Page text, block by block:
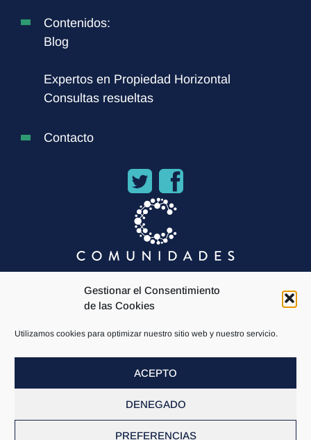
Gestionar el Consentimiento
de las Cookies
Utilizamos cookies para optimizar nuestro sitio web y nuestro servicio.
ACEPTO
DENEGADO
PREFERENCIAS
Todos los derechos reservados comunidades.com 2021 ©
Política de Cookies Politica de privacidad
Condiciones de contratación
Branding y diseño web Love Visual Marketing
Contenidos:
Blog
Expertos en Propiedad Horizontal
Consultas resueltas
Contacto